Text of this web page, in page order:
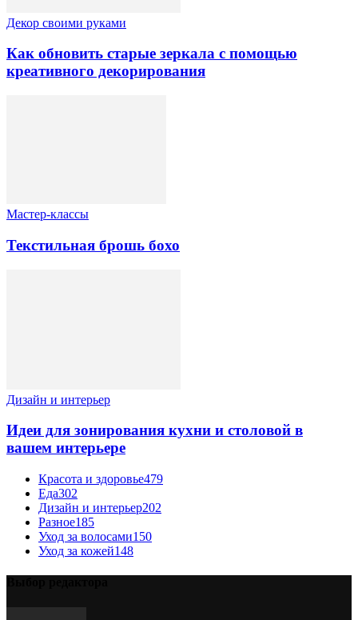
Декор своими руками
Как обновить старые зеркала с помощью
креативного декорирования
Мастер-классы
Текстильная брошь бохо
Дизайн и интерьер
Идеи для зонирования кухни и столовой в
вашем интерьере
Красота и здоровье479
Еда302
Дизайн и интерьер202
Разное185
Уход за волосами150
Уход за кожей148